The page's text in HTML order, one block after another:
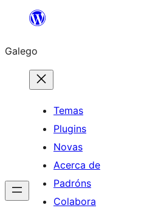
Saltar
contido
Galego
Temas
Plugins
Novas
Acerca de
Padróns
Colabora